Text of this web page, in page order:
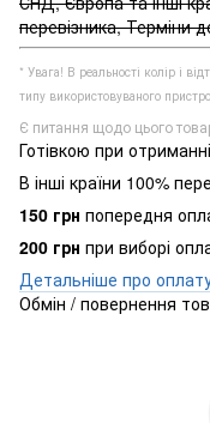
перевізника, Терміни
* Увага! В реальності колір і
типу використовуваного
Є питання щодо цього
Готівкою при
В інші країни 100%
150 грн попередня
200 грн при виборі
Детальніше про
Обмін / повернення